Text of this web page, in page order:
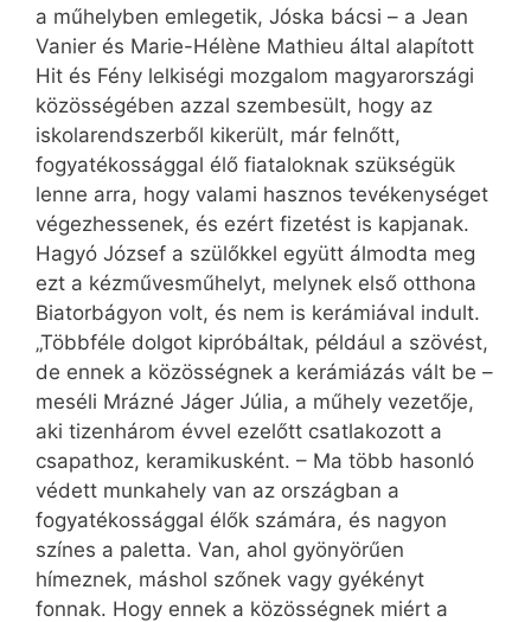
a műhelyben emlegetik, Jóska bácsi – a Jean
Vanier és Marie-Hélène Mathieu által alapított
Hit és Fény lelkiségi mozgalom magyarországi
közösségében azzal szembesült, hogy az
iskolarendszerből kikerült, már felnőtt,
fogyatékossággal élő fiataloknak szükségük
lenne arra, hogy valami hasznos tevékenységet
végezhessenek, és ezért fizetést is kapjanak.
Hagyó József a szülőkkel együtt álmodta meg
ezt a kézművesműhelyt, melynek első otthona
Biatorbágyon volt, és nem is kerámiával indult.
„Többféle dolgot kipróbáltak, például a szövést,
de ennek a közösségnek a kerámiázás vált be –
meséli Mrázné Jáger Júlia, a műhely vezetője,
aki tizenhárom évvel ezelőtt csatlakozott a
csapathoz, keramikusként. – Ma több hasonló
védett munkahely van az országban a
fogyatékossággal élők számára, és nagyon
színes a paletta. Van, ahol gyönyörűen
hímeznek, máshol szőnek vagy gyékényt
fonnak. Hogy ennek a közösségnek miért a